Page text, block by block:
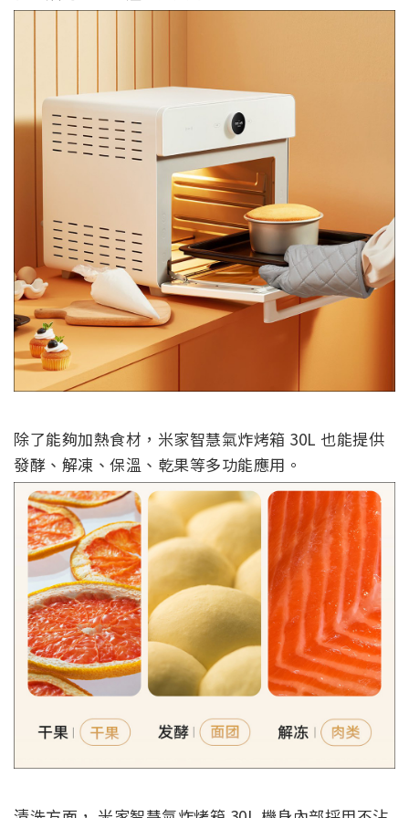
除了能夠加熱食材，米家智慧氣炸烤箱 30L 也能提供
發酵、解凍、保溫、乾果等多功能應用。